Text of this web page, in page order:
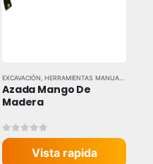
HERRAMIENTAS Y EQUIPOS INDUSTRIALES
EXCAVACIÓN HERRAMIENTAS MANUALES
Azada Mango De
Madera
0out of 5
Vista rapida